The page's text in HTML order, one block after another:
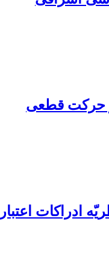
حرکت قطعی
ادراکات